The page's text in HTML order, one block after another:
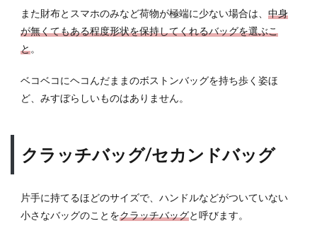
また財布とスマホのみなど荷物が極端に少ない場合は、 中身
が無くてもある程度形状を保持してくれるバッグを選ぶこ
と。
ベコベコにヘコんだままのボストンバッグを持ち歩く姿ほ
ど、みすぼらしいものはありません。
クラッチバッグ/セカンドバッグ
片手に持てるほどのサイズで、ハンドルなどがついていない
小さなバッグのことをクラッチバッグと呼びます。